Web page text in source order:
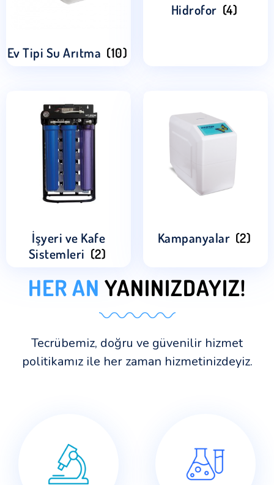
Ev Tipi Su Arıtma (10)
Hidrofor (4)
İşyeri ve Kafe
Sistemleri (2)
Kampanyalar (2)
HER AN YANINIZDAYIZ!
Tecrübemiz, doğru ve güvenilir hizmet
politikamız ile her zaman hizmetinizdeyiz.